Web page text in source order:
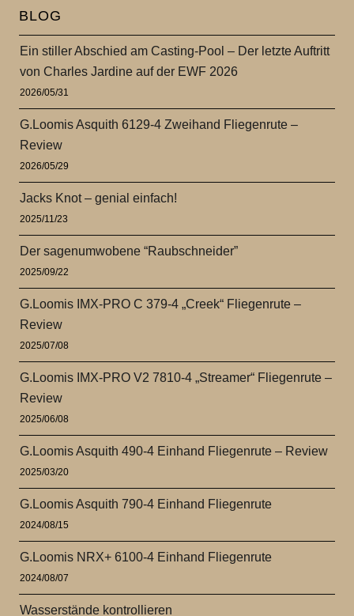
BLOG
Ein stiller Abschied am Casting-Pool – Der letzte Auftritt
von Charles Jardine auf der EWF 2026
2026/05/31
G.Loomis Asquith 6129-4 Zweihand Fliegenrute –
Review
2026/05/29
Jacks Knot – genial einfach!
2025/11/23
Der sagenumwobene “Raubschneider”
2025/09/22
G.Loomis IMX-PRO C 379-4 „Creek“ Fliegenrute –
Review
2025/07/08
G.Loomis IMX-PRO V2 7810-4 „Streamer“ Fliegenrute –
Review
2025/06/08
G.Loomis Asquith 490-4 Einhand Fliegenrute – Review
2025/03/20
G.Loomis Asquith 790-4 Einhand Fliegenrute
2024/08/15
G.Loomis NRX+ 6100-4 Einhand Fliegenrute
2024/08/07
Wasserstände kontrollieren